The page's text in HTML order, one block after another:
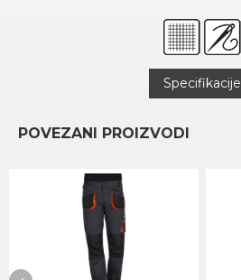
Specifikacije
POVEZANI PROIZVODI